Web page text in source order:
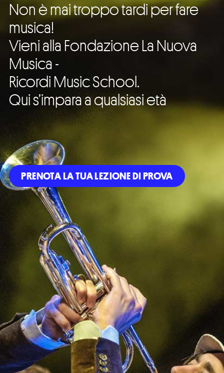
Non è mai troppo tardi per fare
musica!
Vieni alla Fondazione La Nuova
Musica -
Ricordi Music School.
Qui s’impara a qualsiasi età
PRENOTA LA TUA LEZIONE DI PROVA